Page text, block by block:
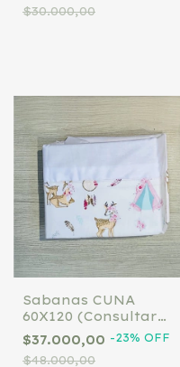
$30.000,00
Sabanas CUNA
60X120 (Consultar
por whatsapp los
diseños)
$37.000,00 -23% OFF
$48.000,00